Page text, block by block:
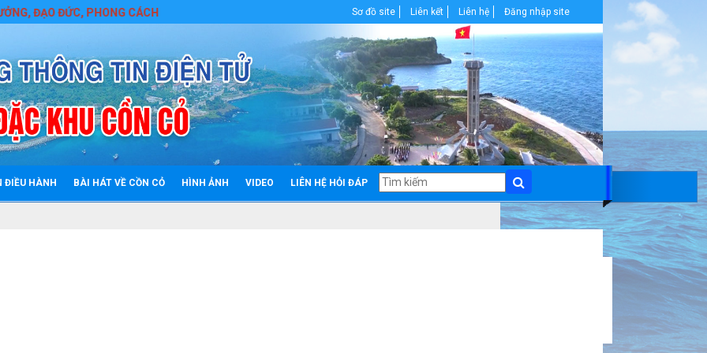
PHONG CÁCH HỒ CHÍ MINH Sơ đồ site Liên kết Liên hệ Đăng nhập site
ĐIỀU HÀNH BÀI HÁT VỀ CỒN CỎ HÌNH ẢNH VIDEO LIÊN HỆ HỎI ĐÁP